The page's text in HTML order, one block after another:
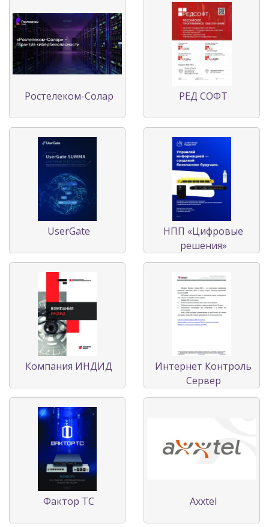
Ростелеком-Солар РЕД СОФТ
UserGate
НПП «Цифровые
решения»
Компания ИНДИД
Интернет Контроль
Сервер
Фактор ТС Axxtel